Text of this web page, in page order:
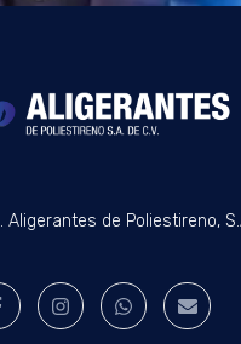
. Aligerantes de Poliestireno,